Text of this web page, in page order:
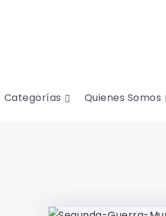
Categorías Quienes Somos